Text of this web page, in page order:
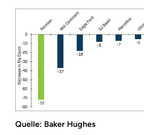
Quelle: Baker Hughes